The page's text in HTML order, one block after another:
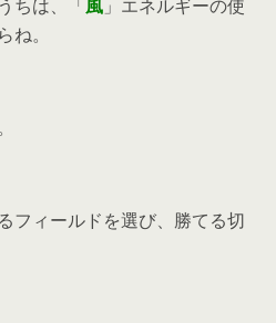
ちは、「 風 」エネルギーの使
。
フィールドを選び、勝てる切